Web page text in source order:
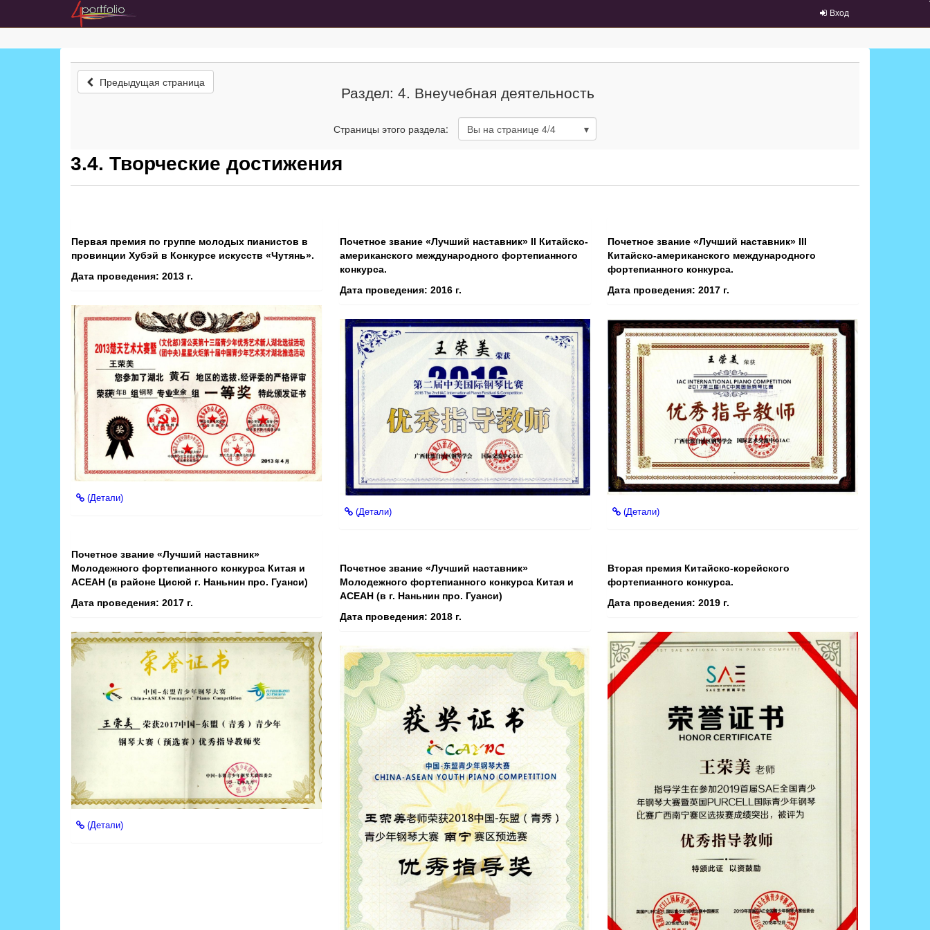
Вход
Предыдущая страница Раздел: 4. Внеучебная деятельность
Страницы этого раздела: Вы на странице 4/4
3.4. Творческие достижения
Первая премия по группе молодых пианистов в
провинции Хубэй в Конкурсе искусств «Чутянь».
Дата проведения: 2013 г.
(Детали)
Почетное звание «Лучший наставник»
Молодежного фортепианного конкурса Китая и
АСЕАН (в районе Цисюй г. Наньнин про. Гуанси)
Дата проведения: 2017 г.
(Детали)
Почетное звание «Лучший наставник» II Китайско-
американского международного фортепианного
конкурса.
Дата проведения: 2016 г.
(Детали)
Почетное звание «Лучший наставник»
Молодежного фортепианного конкурса Китая и
АСЕАН (в г. Наньнин про. Гуанси)
Дата проведения: 2018 г.
Почетное звание «Лучший наставник» III
Китайско-американского международного
фортепианного конкурса.
Дата проведения: 2017 г.
(Детали)
Вторая премия Китайско-корейского
фортепианного конкурса.
Дата проведения: 2019 г.